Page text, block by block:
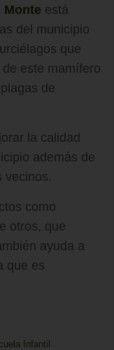
Monte está
del municipio
que
este mamífero
de
la calidad
además de
vecinos.
como
otros, que
ayuda a
que es